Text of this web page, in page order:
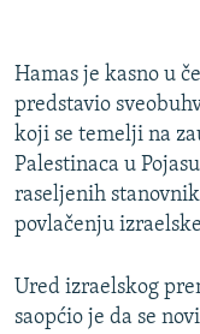
Hamas je kasno u
predstavio
koji se temelji na
Palestinaca u
raseljenih
povlačenju
Ured izraelskog
saopćio je da se